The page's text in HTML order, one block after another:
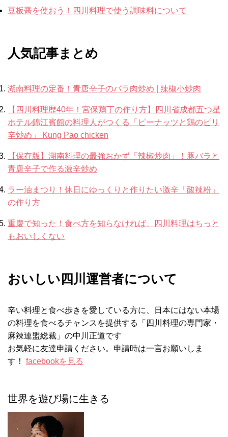
豆板醤を使おう！四川料理で使う調味料について
人気記事まとめ
湖南料理の定番！青唐辛子のバラ肉炒め | 辣椒小炒肉
【四川料理歴40年！宮保鶏丁の作り方】四川省成都五つ星
ホテル錦江賓館の料理人がつくる「ピーナッツと鶏のピリ
辛炒め」 Kung Pao chicken
【保存版】湖南料理の最強おかず「辣椒炒肉」！豚バラと
青唐辛子で作る激辛炒め
ラー油まつり！休日にゆっくりと作りたい激辛「酸辣粉」
の作り方
重慶で知った！食べ方を知らなければ、四川料理はちっと
もおいしくない
おいしい四川運営者について
辛い料理と食べ歩きを愛している方に、日本にはない本場
の料理を食べるチャンスを提供する「四川料理の専門家・
麻辣連盟総裁」の中川正道です
お気軽に友達申請ください。申請時は一言お願いしま
す！ facebookを見る
世界を遊び場に生きる